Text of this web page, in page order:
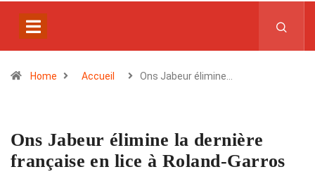
Home Accueil Ons Jabeur élimine…
Ons Jabeur élimine la dernière
française en lice à Roland-Garros